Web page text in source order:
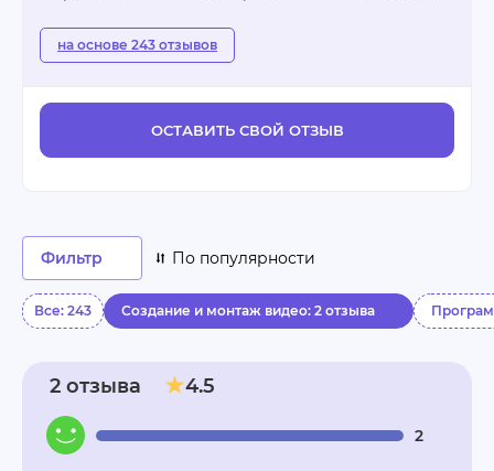
на основе 243 отзывов
ОСТАВИТЬ СВОЙ ОТЗЫВ
Фильтр По популярности
Все: 243 Создание и монтаж видео: 2 отзыва
2 отзыва 4.5
2